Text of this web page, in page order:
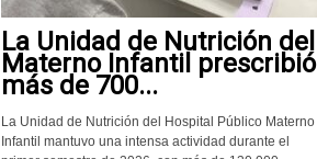
La Unidad de Nutrición del
Materno Infantil prescribió
más de 700...
La Unidad de Nutrición del Hospital Público Materno
Infantil mantuvo una intensa actividad durante el